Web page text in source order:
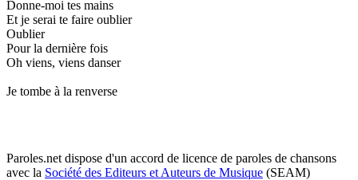
Donne-moi tes mains
Et je serai te faire oublier
Oublier
Pour la dernière fois
Oh viens, viens danser
Je tombe à la renverse
Paroles.net dispose d'un accord de licence de paroles de chansons
avec la Société des Editeurs et Auteurs de Musique (SEAM)